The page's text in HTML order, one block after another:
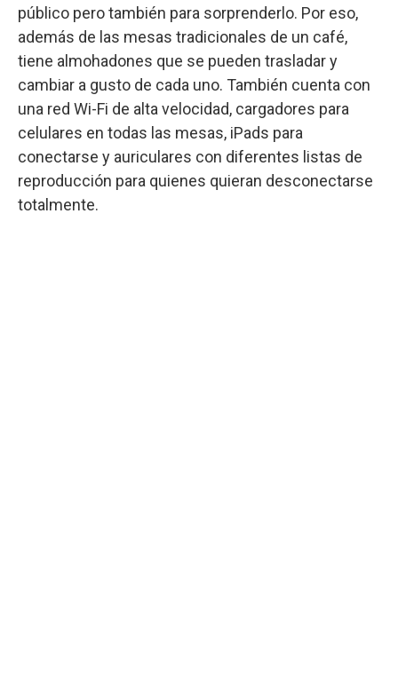
público pero también para sorprenderlo. Por eso,
además de las mesas tradicionales de un café,
tiene almohadones que se pueden trasladar y
cambiar a gusto de cada uno. También cuenta con
una red Wi-Fi de alta velocidad, cargadores para
celulares en todas las mesas, iPads para
conectarse y auriculares con diferentes listas de
reproducción para quienes quieran desconectarse
totalmente.